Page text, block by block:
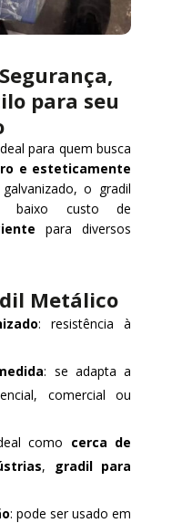
para seu
para quem busca
e esteticamente
o gradil
baixo custo de
para diversos
Metálico
: resistência à
: se adapta a
comercial ou
como cerca de
, gradil para
: pode ser usado em